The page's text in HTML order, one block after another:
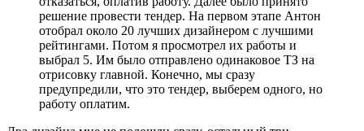
решение провести тендер. На первом этапе Антон
отобрал около 20 лучших дизайнером с лучшими
рейтингами. Потом я просмотрел их работы и
выбрал 5. Им было отправлено одинаковое ТЗ на
отрисовку главной. Конечно, мы сразу
предупредили, что это тендер, выберем одного, но
работу оплатим.